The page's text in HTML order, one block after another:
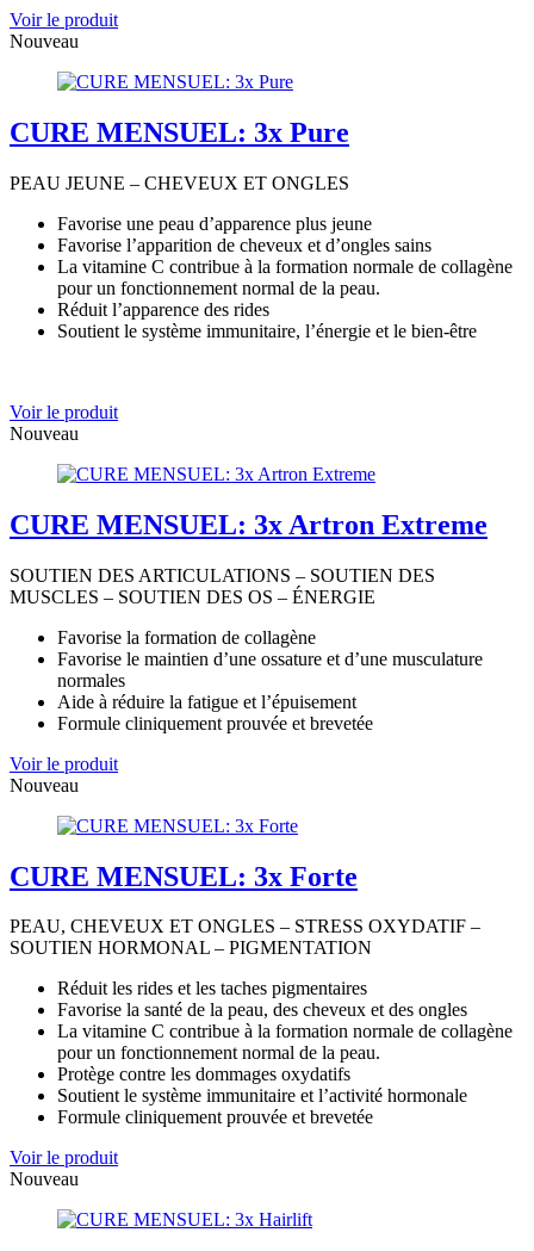
Voir le produit
Nouveau
CURE MENSUEL: 3x Pure
PEAU JEUNE – CHEVEUX ET ONGLES
Favorise une peau d’apparence plus jeune
Favorise l’apparition de cheveux et d’ongles sains
La vitamine C contribue à la formation normale de collagène
pour un fonctionnement normal de la peau.
Réduit l’apparence des rides
Soutient le système immunitaire, l’énergie et le bien-être
Voir le produit
Nouveau
CURE MENSUEL: 3x Artron Extreme
SOUTIEN DES ARTICULATIONS – SOUTIEN DES
MUSCLES – SOUTIEN DES OS – ÉNERGIE
Favorise la formation de collagène
Favorise le maintien d’une ossature et d’une musculature
normales
Aide à réduire la fatigue et l’épuisement
Formule cliniquement prouvée et brevetée
Voir le produit
Nouveau
CURE MENSUEL: 3x Forte
PEAU, CHEVEUX ET ONGLES – STRESS OXYDATIF –
SOUTIEN HORMONAL – PIGMENTATION
Réduit les rides et les taches pigmentaires
Favorise la santé de la peau, des cheveux et des ongles
La vitamine C contribue à la formation normale de collagène
pour un fonctionnement normal de la peau.
Protège contre les dommages oxydatifs
Soutient le système immunitaire et l’activité hormonale
Formule cliniquement prouvée et brevetée
Voir le produit
Nouveau